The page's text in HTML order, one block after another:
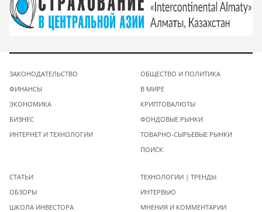
ЗАКОНОДАТЕЛЬСТВО
ФИНАНСЫ
ЭКОНОМИКА
БИЗНЕС
ИНТЕРНЕТ И ТЕХНОЛОГИИ
ОБЩЕСТВО И ПОЛИТИКА
В МИРЕ
КРИПТОВАЛЮТЫ
ФОНДОВЫЕ РЫНКИ
ТОВАРНО-СЫРЬЕВЫЕ РЫНКИ
ПОИСК
СТАТЬИ
ОБЗОРЫ
ШКОЛА ИНВЕСТОРА
ТЕХНОЛОГИИ | ТРЕНДЫ
ИНТЕРВЬЮ
МНЕНИЯ И КОММЕНТАРИИ